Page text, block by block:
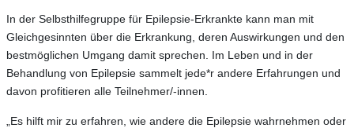
In der Selbsthilfegruppe für Epilepsie-Erkrankte kann man mit
Gleichgesinnten über die Erkrankung, deren Auswirkungen und den
bestmöglichen Umgang damit sprechen. Im Leben und in der
Behandlung von Epilepsie sammelt jede*r andere Erfahrungen und
davon profitieren alle Teilnehmer/-innen.
„Es hilft mir zu erfahren, wie andere die Epilepsie wahrnehmen oder